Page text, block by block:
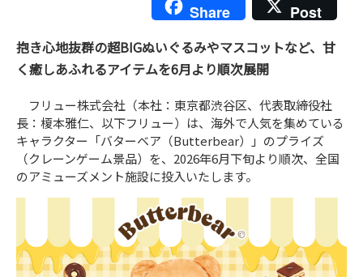
Share Post
抱き心地抜群の超BIGぬいぐるみやマスコットなど、甘
く癒しあふれるアイテムを6月より順次展開
フリュー株式会社（本社：東京都渋谷区、代表取締役社
長：榎本雅仁、以下フリュー）は、海外で人気を集めている
キャラクター「バターベア（Butterbear）」のプライズ
（クレーンゲーム景品）を、2026年6月下旬より順次、全国
のアミューズメント施設に投入いたします。